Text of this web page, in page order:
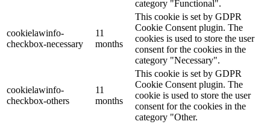
category "Functional".
cookielawinfo-
checkbox-necessary
11
months
This cookie is set by GDPR
Cookie Consent plugin. The
cookies is used to store the user
consent for the cookies in the
category "Necessary".
cookielawinfo-
checkbox-others
11
months
This cookie is set by GDPR
Cookie Consent plugin. The
cookie is used to store the user
consent for the cookies in the
category "Other.